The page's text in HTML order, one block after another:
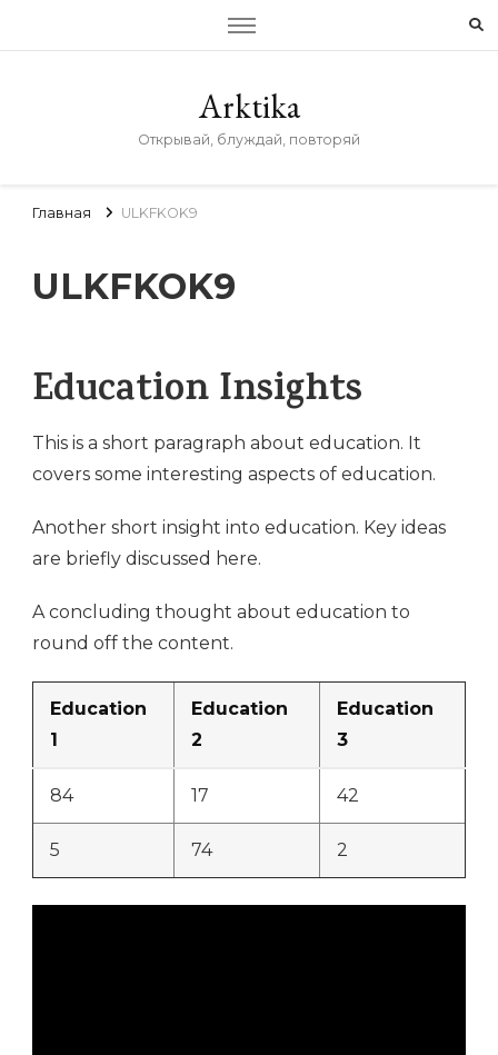
Arktika
Открывай, блуждай, повторяй
Главная ULKFKOK9
ULKFKOK9
Education Insights
This is a short paragraph about education. It
covers some interesting aspects of education.
Another short insight into education. Key ideas
are briefly discussed here.
A concluding thought about education to
round off the content.
Education
1
Education
2
Education
3
84 17 42
5 74 2